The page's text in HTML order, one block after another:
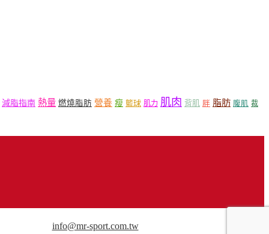
減脂指南 熱量 燃燒脂肪 營養 瘦 籃球 肌力 肌肉 背肌 胖 脂肪 腹肌 裁
info@mr-sport.com.tw